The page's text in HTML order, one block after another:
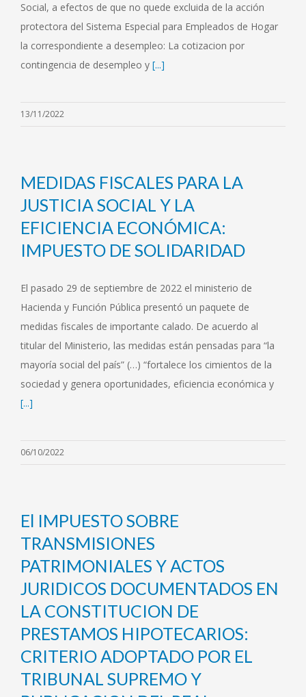
Social, a efectos de que no quede excluida de la acción
protectora del Sistema Especial para Empleados de Hogar
la correspondiente a desempleo: La cotizacion por
contingencia de desempleo y [...]
13/11/2022
MEDIDAS FISCALES PARA LA
JUSTICIA SOCIAL Y LA
EFICIENCIA ECONÓMICA:
IMPUESTO DE SOLIDARIDAD
El pasado 29 de septiembre de 2022 el ministerio de
Hacienda y Función Pública presentó un paquete de
medidas fiscales de importante calado. De acuerdo al
titular del Ministerio, las medidas están pensadas para “la
mayoría social del país” (…) “fortalece los cimientos de la
sociedad y genera oportunidades, eficiencia económica y
[...]
06/10/2022
El IMPUESTO SOBRE
TRANSMISIONES
PATRIMONIALES Y ACTOS
JURIDICOS DOCUMENTADOS EN
LA CONSTITUCION DE
PRESTAMOS HIPOTECARIOS:
CRITERIO ADOPTADO POR EL
TRIBUNAL SUPREMO Y